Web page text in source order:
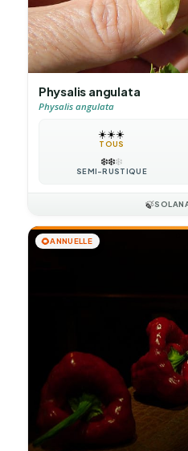
Physalis angulata
Physalis angulata
☀️☀️☀️
TOUS
❄️❄️❄️
SEMI-RUSTIQUE
🍃
🌻ANNUELLE